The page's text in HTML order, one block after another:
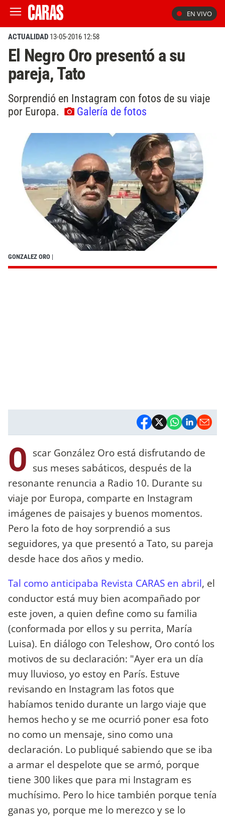
EN VIVO
ACTUALIDAD 13-05-2016 12:58
El Negro Oro presentó a su
pareja, Tato
Sorprendió en Instagram con fotos de su viaje
por Europa.
Galería de fotos
GONZALEZ ORO |
O scar González Oro está disfrutando de
sus meses sabáticos, después de la
resonante renuncia a Radio 10. Durante su
viaje por Europa, comparte en Instagram
imágenes de paisajes y buenos momentos.
Pero la foto de hoy sorprendió a sus
seguidores, ya que presentó a Tato, su pareja
desde hace dos años y medio.
Tal como anticipaba Revista CARAS en abril, el
conductor está muy bien acompañado por
este joven, a quien define como su familia
(conformada por ellos y su perrita, María
Luisa). En diálogo con Teleshow, Oro contó los
motivos de su declaración: "Ayer era un día
muy lluvioso, yo estoy en París. Estuve
revisando en Instagram las fotos que
habíamos tenido durante un largo viaje que
hemos hecho y se me ocurrió poner esa foto
no como un mensaje, sino como una
declaración. Lo publiqué sabiendo que se iba
a armar el despelote que se armó, porque
tiene 300 likes que para mi Instagram es
muchísimo. Pero lo hice también porque tenía
ganas yo, porque me lo merezco y se lo